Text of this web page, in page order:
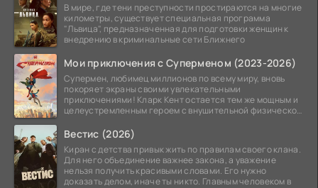
В мире, где тени преступности простираются на многие
километры, существует специальная программа
"Львица", предназначенная для подготовки женщин к
внедрению в криминальные сети Ближнего
Мои приключения с Суперменом (2023-2026)
Супермен, любимец миллионов по всему миру, вновь
покоряет экраны своими увлекательными
приключениями! Кларк Кент остается тем же мощным и
целеустремленным героем с внушительной физической
Вестис (2026)
Киран с детства привык жить по правилам своего клана.
Для него объединение важнее закона, а уважение
нельзя получить красивыми словами. Его нужно
доказать делом, иначе ты никто. Главным человеком в